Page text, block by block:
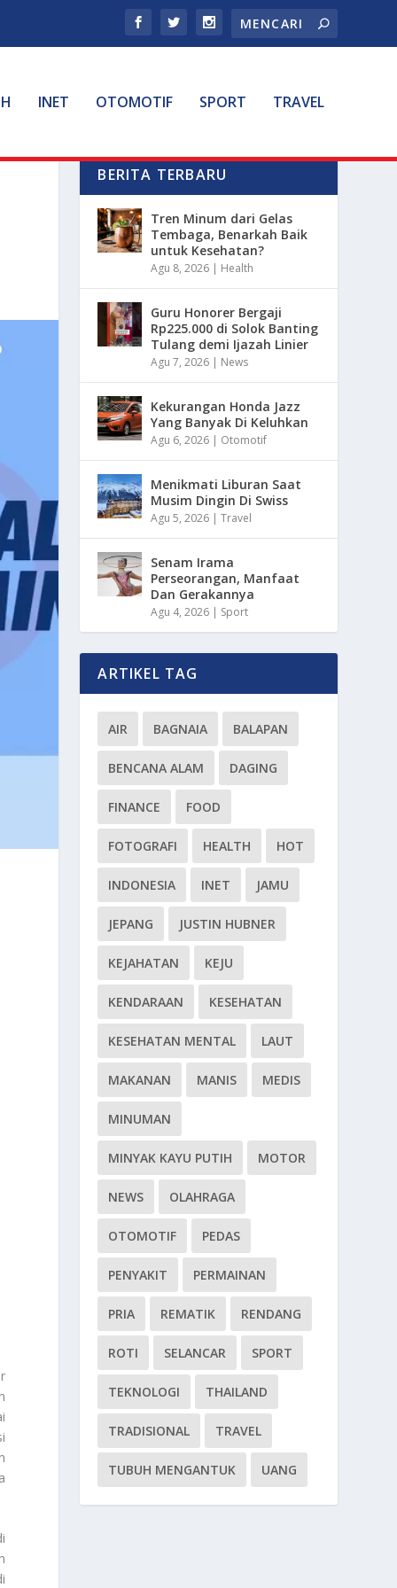
INET OTOMOTIF SPORT TRAVEL
BERITA TERBARU
Tren Minum dari Gelas
Tembaga, Benarkah Baik
untuk Kesehatan?
Agu 8, 2026 | Health
Guru Honorer Bergaji
Rp225.000 di Solok Banting
Tulang demi Ijazah Linier
Agu 7, 2026 | News
Kekurangan Honda Jazz
Yang Banyak Di Keluhkan
Agu 6, 2026 | Otomotif
Menikmati Liburan Saat
Musim Dingin Di Swiss
Agu 5, 2026 |Travel
Senam Irama
Perseorangan, Manfaat
Dan Gerakannya
Agu 4, 2026 | Sport
ARTIKEL TAG
AIR BAGNAIA BALAPAN
BENCANA ALAM DAGING
FINANCE FOOD
FOTOGRAFI HEALTH HOT
INDONESIA INET JAMU
JEPANG JUSTIN HUBNER
KEJAHATAN KEJU
KENDARAAN KESEHATAN
KESEHATAN MENTAL LAUT
MAKANAN MANIS MEDIS
MINUMAN
MINYAK KAYU PUTIH MOTOR
NEWS OLAHRAGA
OTOMOTIF PEDAS
PENYAKIT PERMAINAN
PRIA REMATIK RENDANG
ROTI SELANCAR SPORT
TEKNOLOGI THAILAND
TRADISIONAL TRAVEL
TUBUH MENGANTUK UANG